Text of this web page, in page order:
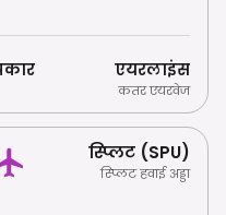
एयरलाइंस
कतर एयरवेज
स्प्लिट (SPU)
स्प्लिट हवाई अड्डा